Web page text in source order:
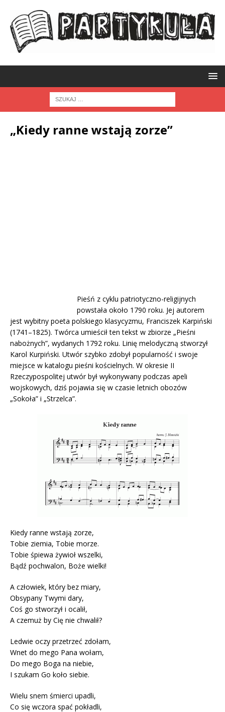
„Kiedy ranne wstają zorze”
Pieśń z cyklu patriotyczno-religijnych
powstała około 1790 roku. Jej autorem
jest wybitny poeta polskiego klasycyzmu, Franciszek Karpiński
(1741–1825). Twórca umieścił ten tekst w zbiorze „Pieśni
nabożnych”, wydanych 1792 roku. Linię melodyczną stworzył
Karol Kurpiński. Utwór szybko zdobył popularność i swoje
miejsce w katalogu pieśni kościelnych. W okresie II
Rzeczypospolitej utwór był wykonywany podczas apeli
wojskowych, dziś pojawia się w czasie letnich obozów
„Sokoła” i „Strzelca”.
Kiedy ranne wstają zorze,
Tobie ziemia, Tobie morze.
Tobie śpiewa żywioł wszelki,
Bądź pochwalon, Boże wielki!
A człowiek, który bez miary,
Obsypany Twymi dary,
Coś go stworzył i ocalił,
A czemuż by Cię nie chwalił?
Ledwie oczy przetrzeć zdołam,
Wnet do mego Pana wołam,
Do mego Boga na niebie,
I szukam Go koło siebie.
Wielu snem śmierci upadli,
Co się wczora spać pokładli,